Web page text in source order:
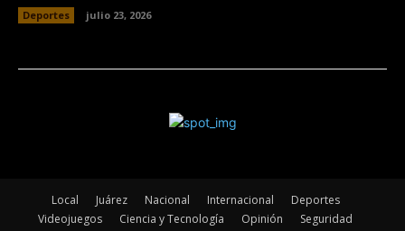
Deportes julio 23, 2026
Local Juárez Nacional Internacional
Deportes
Videojuegos
Ciencia y Tecnología Opinión
Seguridad